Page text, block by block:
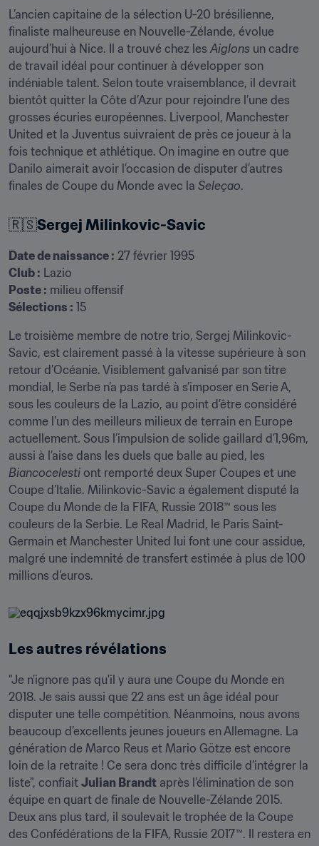
L’ancien capitaine de la sélection U-20 brésilienne,
finaliste malheureuse en Nouvelle-Zélande, évolue
aujourd’hui à Nice. Il a trouvé chez les Aiglons un cadre
de travail idéal pour continuer à développer son
indéniable talent. Selon toute vraisemblance, il devrait
bientôt quitter la Côte d’Azur pour rejoindre l’une des
grosses écuries européennes. Liverpool, Manchester
United et la Juventus suivraient de près ce joueur à la
fois technique et athlétique. On imagine en outre que
Danilo aimerait avoir l’occasion de disputer d’autres
finales de Coupe du Monde avec la Seleçao.
🇷🇸Sergej Milinkovic-Savic
Date de naissance :
Club :
Poste :
Sélections : 15
Le troisième membre de notre trio, Sergej Milinkovic-
Savic, est clairement passé à la vitesse supérieure à son
retour d’Océanie. Visiblement galvanisé par son titre
mondial, le Serbe n’a pas tardé à s’imposer en Serie A,
sous les couleurs de la Lazio, au point d’être considéré
comme l’un des meilleurs milieux de terrain en Europe
actuellement. Sous l’impulsion de solide gaillard d’1,96m,
Biancocelesti ont remporté deux Super Coupes et une
Coupe d’Italie. Milinkovic-Savic a également disputé la
Coupe du Monde de la FIFA, Russie 2018™ sous les
couleurs de la Serbie. Le Real Madrid, le Paris Saint-
Germain et Manchester United lui font une cour assidue,
malgré une indemnité de transfert estimée à plus de 100
millions d’euros.
Les autres révélations
"Je n’ignore pas qu'il y aura une Coupe du Monde en
2018. Je sais aussi que 22 ans est un âge idéal pour
disputer une telle compétition. Néanmoins, nous avons
beaucoup d’excellents jeunes joueurs en Allemagne. La
génération de Marco Reus et Mario Götze est encore
loin de la retraite ! Ce sera donc très difficile d’intégrer la
liste", confiait Julian Brandt après l’élimination de son
équipe en quart de finale de Nouvelle-Zélande 2015.
Deux ans plus tard, il soulevait le trophée de la Coupe
des Confédérations de la FIFA, Russie 2017™. Il restera en